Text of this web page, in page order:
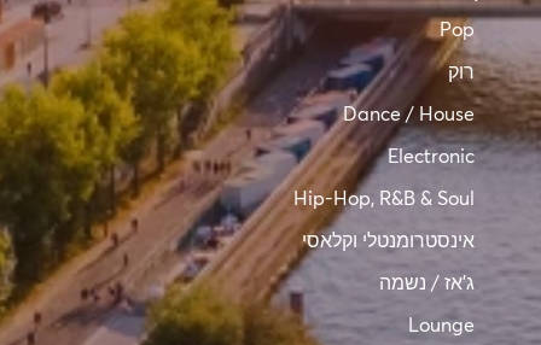
Pop
רוק
Dance / House
Electronic
Hip-Hop, R&B & Soul
אינסטרומנטלי וקלאסי
ג’אז / נשמה
Lounge